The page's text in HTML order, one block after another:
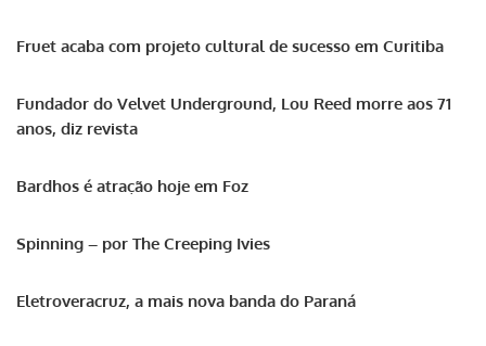
Fruet acaba com projeto cultural de sucesso em Curitiba
Fundador do Velvet Underground, Lou Reed morre aos 71
anos, diz revista
Bardhos é atração hoje em Foz
Spinning – por The Creeping Ivies
Eletroveracruz, a mais nova banda do Paraná